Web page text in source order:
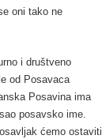
oni tako ne
i društveno
od Posavaca
Posavina ima
posavsko ime.
ćemo ostaviti